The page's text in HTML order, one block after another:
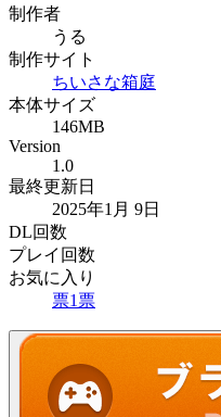
制作者
うる
制作サイト
ちいさな箱庭
本体サイズ
146MB
Version
1.0
最終更新日
2025年1月 9日
DL回数
プレイ回数
お気に入り
票1 票